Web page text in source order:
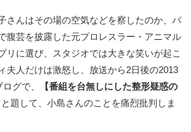
さんはその場の空気などを察したのか、バ
腹芸を披露した元プロレスラー・アニマル
リに選び、スタジオでは大きな笑いが起こ
夫人だけは激怒し、放送から2日後の2013
グで、
【番組を台無しにした整形疑惑の
と題して、小島さんのことを痛烈批判しま